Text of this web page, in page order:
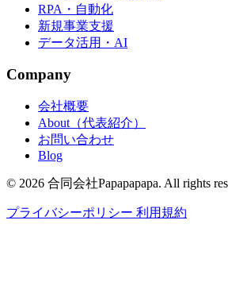
RPA・自動化
新規事業支援
データ活用・AI
Company
会社概要
About（代表紹介）
お問い合わせ
Blog
© 2026 合同会社Papapapapa. All rights
プライバシーポリシー 利用規約